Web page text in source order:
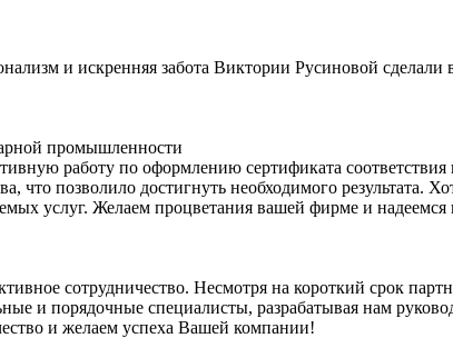
и искренняя забота Виктории Русиновой
промышленности
работу по оформлению сертификата
позволило достигнуть необходимого результата.
услуг. Желаем процветания вашей фирме и
сотрудничество. Несмотря на короткий срок
и порядочные специалисты, разрабатывая нам
и желаем успеха Вашей компании!